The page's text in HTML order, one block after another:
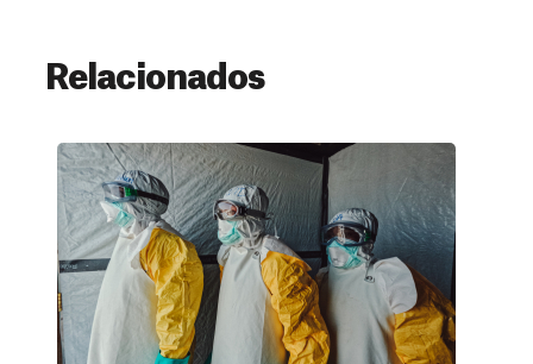
Relacionados